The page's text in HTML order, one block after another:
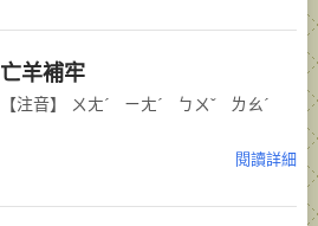
亡羊補牢
【注音】 ㄨㄤˊ ㄧㄤˊ ㄅㄨˇ ㄌㄠˊ
閱讀詳細